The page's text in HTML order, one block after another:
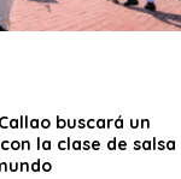
buscará un
la clase de salsa